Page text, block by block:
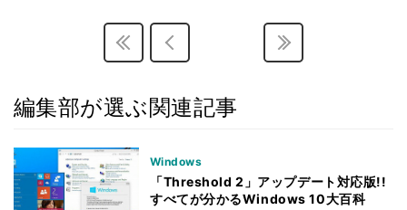
編集部が選ぶ関連記事
Windows
「Threshold 2」アップデート対応版!!
すべてが分かるWindows 10大百科